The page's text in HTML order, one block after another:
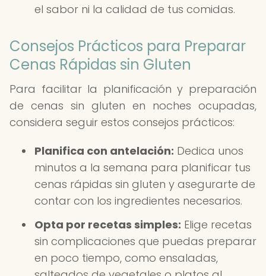
el sabor ni la calidad de tus comidas.
Consejos Prácticos para Preparar
Cenas Rápidas sin Gluten
Para facilitar la planificación y preparación
de cenas sin gluten en noches ocupadas,
considera seguir estos consejos prácticos:
Planifica con antelación: Dedica unos
minutos a la semana para planificar tus
cenas rápidas sin gluten y asegurarte de
contar con los ingredientes necesarios.
Opta por recetas simples: Elige recetas
sin complicaciones que puedas preparar
en poco tiempo, como ensaladas,